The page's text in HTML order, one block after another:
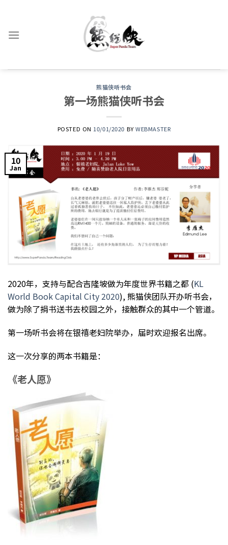
content
熊猫侠听书会
第一场熊猫侠听书会
POSTED ON 10/01/2020 BYWEBMASTER
10
Jan
2020年，支持与配合吉隆坡做为年度世界书籍之都 (KL
World Book Capital City 2020), 熊猫侠团队开办听书会，
做为除了捐书送书去校园之外，接触群众的其中一个管道。
第一场听书会将在银禧老妇院举办，届时欢迎报名出席。
这一次分享的两本书籍是：
《老人愿》